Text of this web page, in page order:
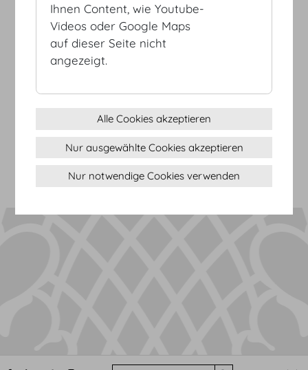
Datenschutz
Sitemap
Cookie Einstellungen
Ihnen Content, wie Youtube-
Videos oder Google Maps
auf dieser Seite nicht
angezeigt.
Alle Cookies akzeptieren
Nur ausgewählte Cookies akzeptieren
Nur notwendige Cookies verwenden